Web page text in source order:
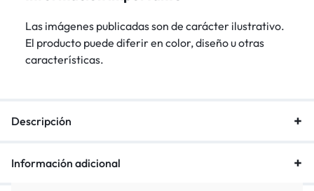
Las imágenes publicadas son de carácter ilustrativo.
El producto puede diferir en color, diseño u otras
características.
Descripción
Información adicional